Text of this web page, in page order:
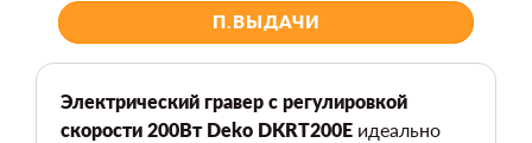
П.ВЫДАЧИ
Электрический гравер с регулировкой
скорости 200Вт Deko DKRT200E идеально